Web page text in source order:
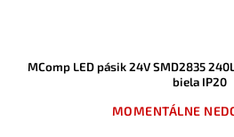
MComp LED pásik 24V SMD2835
biela IP20
MOMENTÁLNE